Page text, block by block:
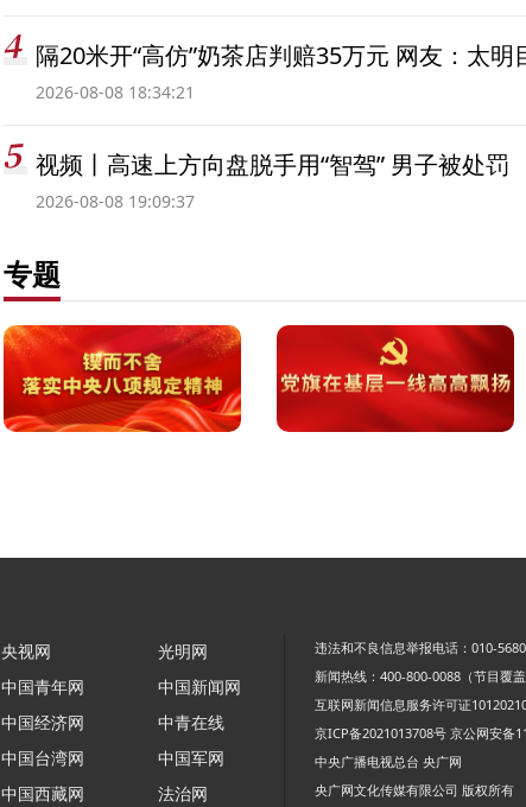
隔20米开“高仿”奶茶店判赔35万元 网友：太明
2026-08-08 18:34:21
视频丨高速上方向盘脱手用“智驾” 男子被处罚
2026-08-08 19:09:37
专题
央视网
中国青年网
中国经济网
中国台湾网
中国西藏网
光明网
中国新闻网
中青在线
中国军网
法治网
违法和不良信息举报电话：010-
新闻热线：400-800-0088（节目覆盖
互联网新闻信息服务许可证
京ICP备2021013708号 京公网安备
中央广播电视总台 央广网
央广网文化传媒有限公司 版权所有